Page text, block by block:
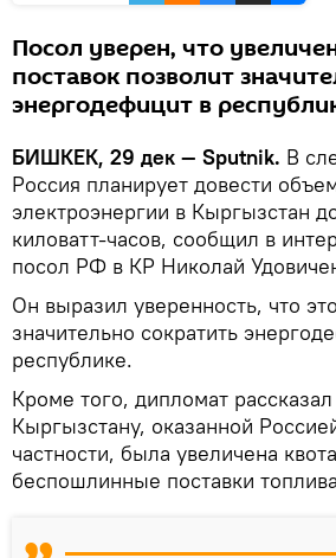
Посол уверен, что
поставок позволит
энергодефицит в
БИШКЕК, 29 дек — Sputnik. В
Россия планирует довести
электроэнергии в Кыргызстан
киловатт-часов, сообщил в
посол РФ в КР Николай
Он выразил уверенность, что
значительно сократить
республике.
Кроме того, дипломат
Кыргызстану, оказанной
частности, была увеличена
беспошлинные поставки